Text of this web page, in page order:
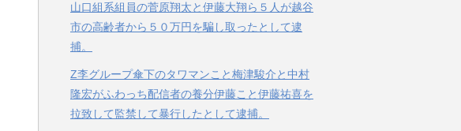
山口組系組員の菅原翔太と伊藤大翔ら５人が越谷
市の高齢者から５０万円を騙し取ったとして逮
捕。
Z李グループ傘下のタワマンこと梅津駿介と中村
隆宏がふわっち配信者の養分伊藤こと伊藤祐喜を
拉致して監禁して暴行したとして逮捕。